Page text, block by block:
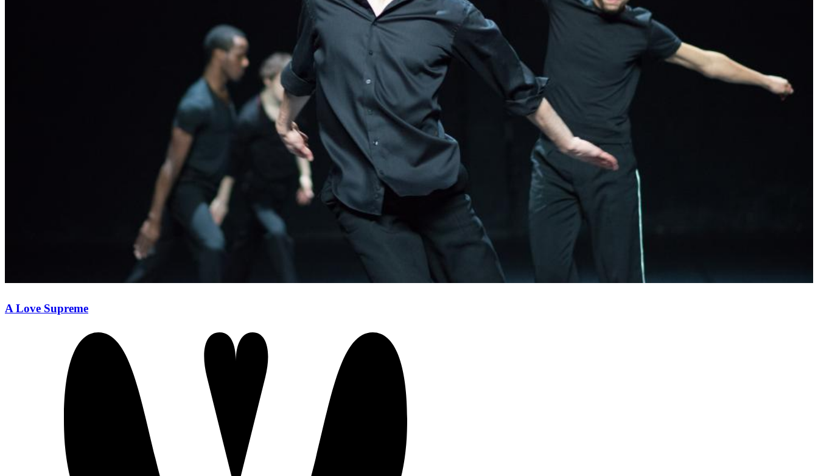
A Love Supreme